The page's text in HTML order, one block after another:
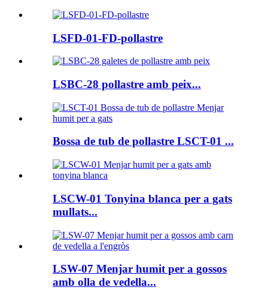
LSFD-01-FD-pollastre
LSBC-28 pollastre amb peix...
Bossa de tub de pollastre LSCT-01 ...
LSCW-01 Tonyina blanca per a gats
mullats...
LSW-07 Menjar humit per a gossos
amb olla de vedella...